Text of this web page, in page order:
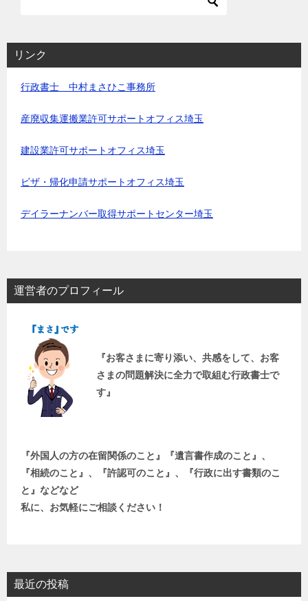
リンク
行政書士 中村まさひこ事務所
産廃収集運搬業許可サポートオフィス埼玉
建設業許可サポートオフィス埼玉
ビザ・帰化申請サポートオフィス埼玉
デイラーナンバー取得サポートセンター埼玉
運営者のプロフィール
『お客さまに寄り添い、共感をして、お客
さまの問題解決に全力で取組む行政書士で
す』
『外国人の方の在留関係のこと』『遺言書作成のこと』、
『相続のこと』、『許認可のこと』、『行政に出す書類のこ
と』などなど
私に、お気軽にご相談ください！
最近の投稿